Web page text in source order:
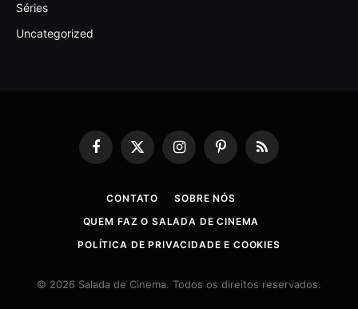
Séries
Uncategorized
Facebook
X
InstagramPinterestRSS
CONTATO
SOBRE NÓS
QUEM FAZ O SALADA DE CINEMA
POLÍTICA DE PRIVACIDADE E COOKIES
© 2026 Salada de Cinema. Todos os direitos reservados.